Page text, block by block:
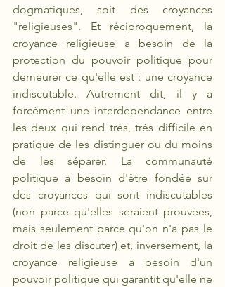
dogmatiques, soit des croyances
"religieuses". Et réciproquement, la
croyance religieuse a besoin de la
protection du pouvoir politique pour
demeurer ce qu'elle est : une croyance
indiscutable. Autrement dit, il y a
forcément une interdépendance entre
les deux qui rend très, très difficile en
pratique de les distinguer ou du moins
de les séparer. La communauté
politique a besoin d'être fondée sur
des croyances qui sont indiscutables
(non parce qu'elles seraient prouvées,
mais seulement parce qu'on n'a pas le
droit de les discuter) et, inversement, la
croyance religieuse a besoin d'un
pouvoir politique qui garantit qu'elle ne